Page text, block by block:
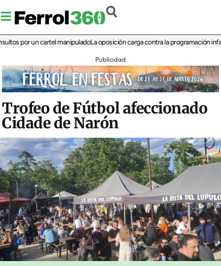
un cartel manipuladoLa oposición carga contra la programación infantil de
Publicidad
Trofeo de Fútbol afeccionado
Cidade de Narón